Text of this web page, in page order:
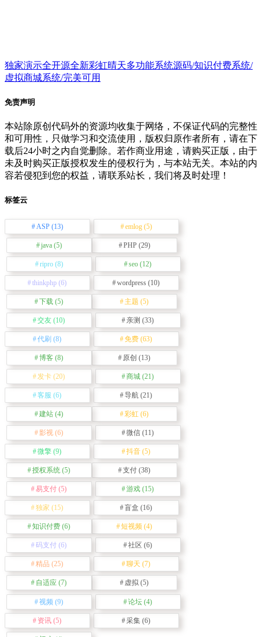
独家演示全开源全新彩虹晴天多功能系统源码/知识付费系统/
虚拟商城系统/完美可用
免责声明
本站除原创代码外的资源均收集于网络，不保证代码的完整性
和可用性，只做学习和交流使用，版权归原作者所有，请在下
载后24小时之内自觉删除。若作商业用途，请购买正版，由于
未及时购买正版授权发生的侵权行为，与本站无关。本站的内
容若侵犯到您的权益，请联系站长，我们将及时处理！
标签云
ASP(13) emlog(5)
java(5) PHP(29)
ripro(8) seo (12)
thinkphp (6) wordpress (10)
下载 (5) 主题 (5)
交友 (10) 亲测 (33)
代刷 (8) 免费 (63)
博客 (8) 原创 (13)
发卡 (20) 商城 (21)
客服 (6) 导航 (21)
建站 (4) 彩虹 (6)
影视 (6) 微信 (11)
微擎 (9) 抖音 (5)
授权系统 (5) 支付 (38)
易支付 (5) 游戏 (15)
独家 (15) 盲盒 (16)
知识付费 (6) 短视频 (4)
码支付 (6) 社区 (6)
精品 (25) 聊天 (7)
自适应 (7) 虚拟 (5)
视频 (9) 论坛 (4)
资讯 (5) 采集 (6)